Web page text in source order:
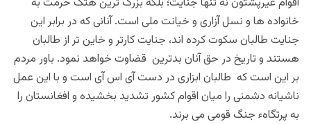
خانواده ها و نسل آزاری و خیانت ملی است. آنانی که در برابر این
جنایت طالبان سکوت کرده اند، جنایت کارتر و خاین تر از طالبان
هستند و تاریخ در حق آنان بدترین قضاوت خواهد نمود. باور مردم
بر این است که طالبان ابزاری در دست آی اس آی است و با این عمل
ناشیانه دشمنی را میان اقوام کشور تشدید بخشیده و افغانستان را
به پرتگاهء جنگ قومی می برند.